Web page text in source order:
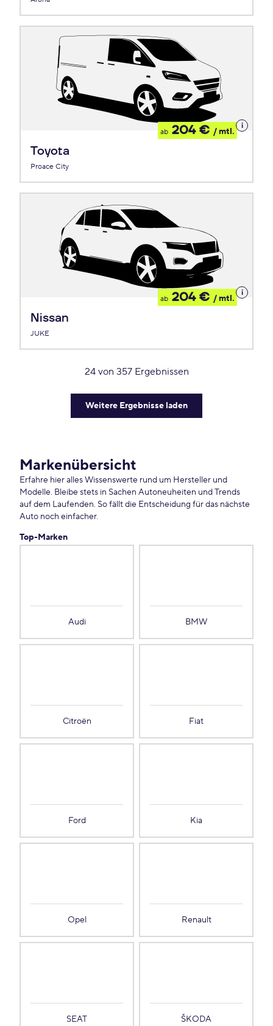
Toyota
Proace City
ab 204 € / mtl.
Details
zum
Nissan
JUKE
ab 204 € / mtl.
Details
zum
24 von 357 Ergebnissen
Weitere Ergebnisse laden
Markenübersicht
Erfahre hier alles Wissenswerte rund um Hersteller und
Modelle. Bleibe stets in Sachen Autoneuheiten und Trends
auf dem Laufenden. So fällt die Entscheidung für das nächste
Auto noch einfacher.
Top-Marken
Audi BMW
Citroën Fiat
Ford Kia
Opel Renault
SEAT ŠKODA